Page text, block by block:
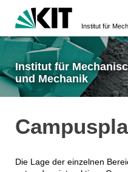
Institut für
und Mechanik
Die Lage der einzelnen